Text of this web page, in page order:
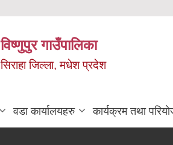
विष्णुपुर गाउँपालिका
सिराहा जिल्ला, मधेश प्रदेश
वडा कार्यालयहरु कार्यक्रम तथा